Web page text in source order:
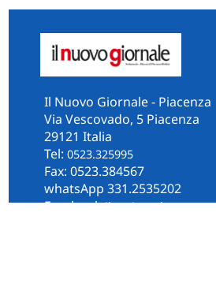
Il Nuovo Giornale - Piacenza
Via Vescovado, 5 Piacenza
29121 Italia
Tel: 0523.325995
Fax: 0523.384567
whatsApp 331.2535202
Facebookil.n.giornale